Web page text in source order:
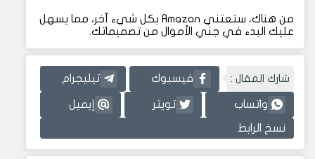
من هناك، ستعتني Amazon بكل شيء آخر، مما يسهل
عليك البدء في جني الأموال من تصميماتك.
شارك المقال : فيسبوك تيليجرام
واتساب تويتر إيميل
نسخ الرابط